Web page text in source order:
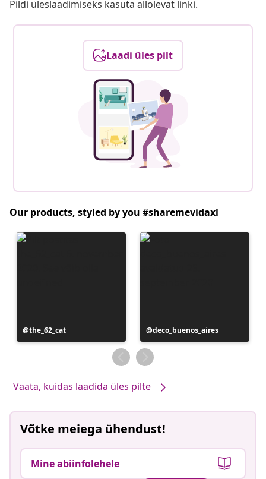
Pildi üleslaadimiseks kasuta allolevat linki.
Laadi üles pilt
Our products, styled by you #sharemevidaxl
Postitus
avaldatud
the_62_cat
Postitus
avaldatud
deco_buenos_aires
Vaata, kuidas laadida üles pilte
Võtke meiega ühendust!
Mine abiinfolehele